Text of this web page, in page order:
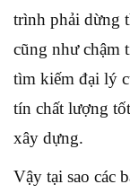
trình phải dừng
cũng như chậm
tìm kiếm đại lý
tín chất lượng
xây dựng.
Vậy tại sao các